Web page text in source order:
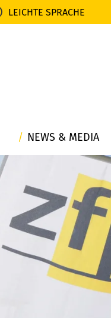
LEICHTE SPRACHE
NEWS & MEDIA